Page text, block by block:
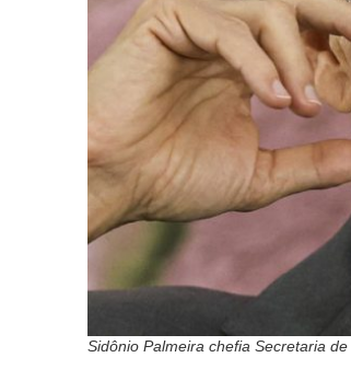
Sidônio Palmeira chefia Secretaria